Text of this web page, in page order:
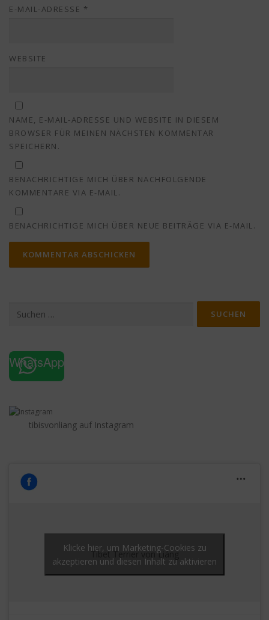
E-MAIL-ADRESSE *
WEBSITE
NAME, E-MAIL-ADRESSE UND WEBSITE IN DIESEM
BROWSER FÜR MEINEN NÄCHSTEN KOMMENTAR
SPEICHERN.
BENACHRICHTIGE MICH ÜBER NACHFOLGENDE
KOMMENTARE VIA E-MAIL.
BENACHRICHTIGE MICH ÜBER NEUE BEITRÄGE VIA E-MAIL.
nach:
WhatsApp
tibisvonliang auf Instagram
Tibet Terrier von Liáng
Klicke hier, um Marketing-Cookies zu
akzeptieren und diesen Inhalt zu aktivieren